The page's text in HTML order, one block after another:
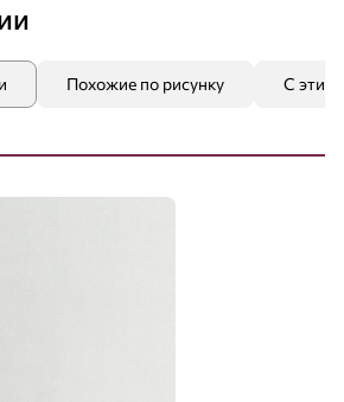
Похожие по рисунку С этим